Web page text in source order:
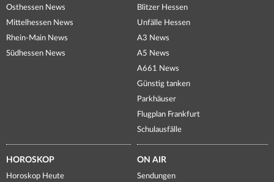
Osthessen News
Mittelhessen News
Rhein-Main News
Südhessen News
Blitzer Hessen
Unfälle Hessen
A3 News
A5 News
A661 News
Günstig tanken
Parkhäuser
Flugplan Frankfurt
Schulausfälle
HOROSKOP
Horoskop Heute
ON AIR
Sendungen